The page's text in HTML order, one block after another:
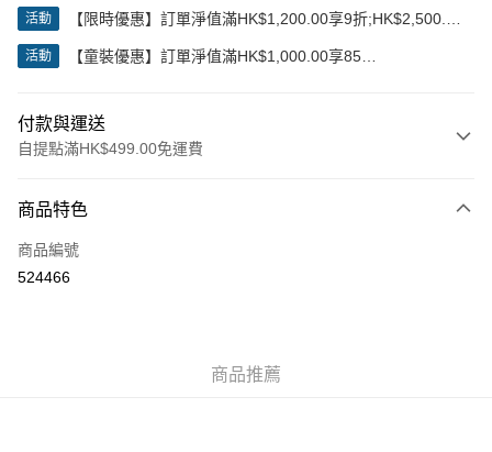
活動
【限時優惠】訂單淨值滿HK$1,200.00享9折;HK$2,500.00
活動
【童裝優惠】訂單淨值滿HK$1,000.00享85
付款與運送
自提點滿HK$499.00免運費
信用卡
Apple Pay
商品特色
商品編號
524466
商品推薦